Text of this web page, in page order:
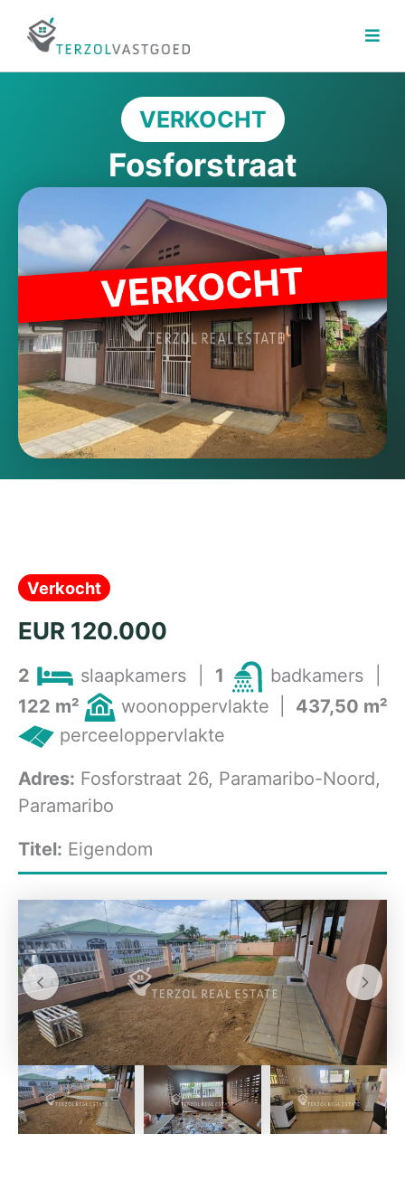
naar
de
VERKOCHT
Fosforstraat
Verkocht
EUR 120.000
2 slaapkamers 1 badkamers
122 m²
woonoppervlakte
437,50 m²
perceeloppervlakte
Adres: Fosforstraat 26, Paramaribo-Noord,
Paramaribo
Titel: Eigendom